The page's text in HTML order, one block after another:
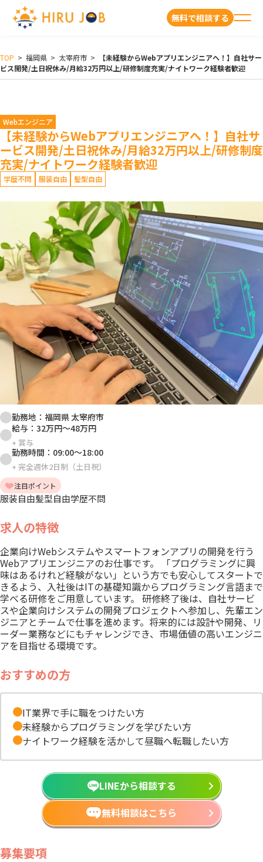
無料で相談する
TOP > 福岡県 > 太宰府市 >
【未経験からWebアプリエンジニアへ！】自社サー
ビス開発/土日祝休み/月給32万円以上/研修制度充実/ナイトワーク経験者歓迎
Webエンジニア
【未経験からWebアプリエンジニアへ！】自社サ
ービス開発/土日祝休み/月給32万円以上/研修制度
充実/ナイトワーク経験者歓迎
学歴不問 服装自由 髪型自由
勤務地： 福岡県 太宰府市
給与： 32万円～48万円
+ 賞与
勤務時間： 09:00～18:00
+ 完全週休2日制（土日祝）
注目ポイント
服装自由髪型自由学歴不問
求人の特徴
企業向けWebシステムやスマートフォンアプリの開発を行う
Webアプリエンジニアのお仕事です。 「プログラミングに興
味はあるけれど経験がない」という方でも安心してスタートで
きるよう、入社後はITの基礎知識からプログラミング言語まで
学べる研修をご用意しています。 研修終了後は、自社サービ
スや企業向けシステムの開発プロジェクトへ参加し、先輩エン
ジニアとチームで仕事を進めます。将来的には設計や開発、リ
ーダー業務などにもチャレンジでき、市場価値の高いエンジニ
アを目指せる環境です。
おすすめの方
IT業界で手に職をつけたい方
未経験からプログラミングを学びたい方
ナイトワーク経験を活かして昼職へ転職したい方
LINEから相談する
無料相談はこちら
募集要項